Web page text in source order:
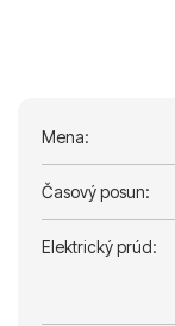
Mena:
Časový posun:
Elektrický prúd: